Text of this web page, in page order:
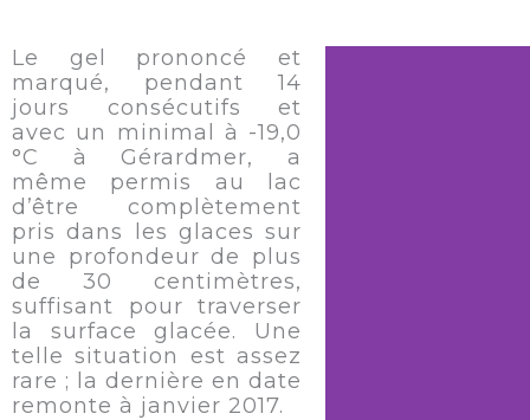
Le gel prononcé et
marqué, pendant 14
jours consécutifs et
avec un minimal à -19,0
°C à Gérardmer, a
même permis au lac
d’être complètement
pris dans les glaces sur
une profondeur de plus
de 30 centimètres,
suffisant pour traverser
la surface glacée. Une
telle situation est assez
rare ; la dernière en date
remonte à janvier 2017.